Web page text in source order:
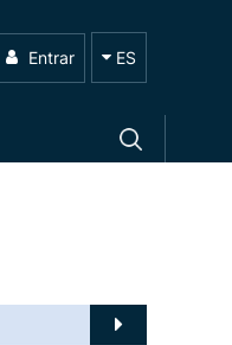
Entrar ES